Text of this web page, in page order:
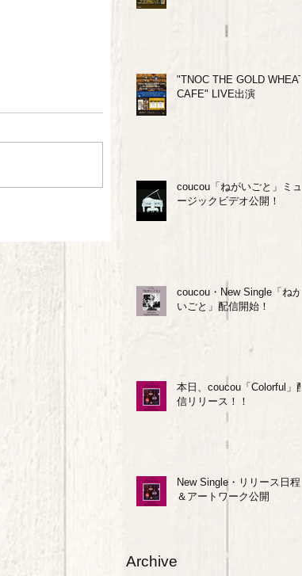
"TNOC THE GOLD WHEAT
CAFE" LIVE出演
coucou「ねがいごと」ミュ
ージックビデオ公開！
coucou・New Single「ねが
いごと」配信開始！
本日、coucou「Colorful」配
信リリース！！
New Single・リリース日程
＆アートワーク公開
Archive